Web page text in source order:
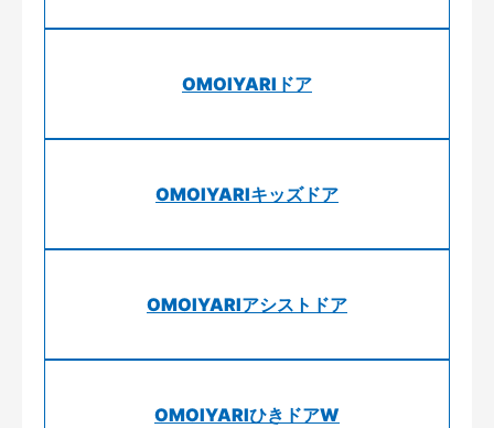
OMOIYARIドア
OMOIYARIキッズドア
OMOIYARIアシストドア
OMOIYARIひきドアW